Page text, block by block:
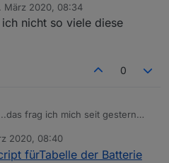
März 2020, 08:34
nicht so viele diese
0
frag ich mich seit gestern
gestartet, die Heizgruppe
bei mir sieht es momentan so
2020, 08:40
fürTabelle der Batterie